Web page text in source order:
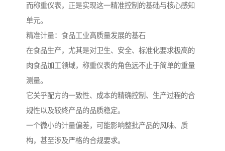
而称重仪表，正是实现这一精准控制的基础与核心感知
单元。
精准计量：食品工业高质量发展的基石
在食品生产，尤其是对卫生、安全、标准化要求极高的
肉食品加工领域，称重仪表的角色远不止于简单的重量
测量。
它关乎配方的一致性、成本的精确控制、生产过程的合
规性以及较终产品的品质稳定。
一个微小的计量偏差，可能影响整批产品的风味、质
构，甚至涉及严格的合规要求。